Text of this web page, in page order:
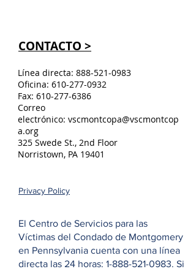
CONTACTO >
Línea directa: 888-521-0983
Oficina: 610-277-0932
Fax: 610-277-6386
Correo
electrónico: vscmontcopa@vscmontcop
a.org
325 Swede St., 2nd Floor
Norristown, PA 19401
Privacy Policy
El Centro de Servicios para las
Víctimas del Condado de Montgomery
en Pennsylvania cuenta con una línea
directa las 24 horas: 1-888-521-0983. Si